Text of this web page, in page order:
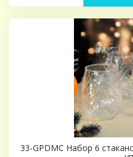
33-GPDMC Набор 6